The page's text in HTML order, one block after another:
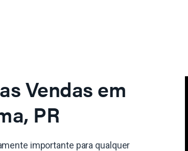
Vendas em
PR
importante para qualquer